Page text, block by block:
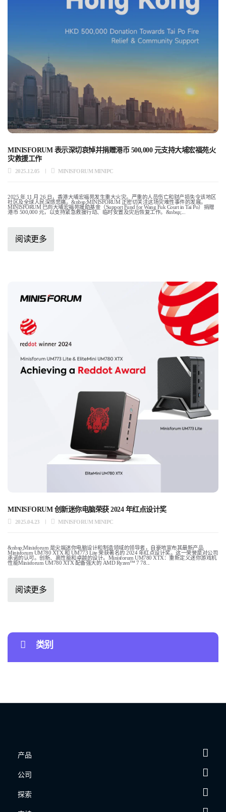
类别
MINISFORUM 表示深切哀悼并捐赠港币 500,000 元支持大埔宏福苑火
灾救援工作
2025.12.05 MINISFORUM MINIPC
2025 年 11 月 26 日，香港大埔宏福苑发生重大火灾。严重的人员伤亡和财产损失令该地区
社区及全球人民深感悲痛。&nbsp;MINISFORUM 正密切关注这场灾难性事件的发展。
MINISFORUM 已向大埔宏福苑援助基金（Support Fund for Wang Fuk Court in Tai Po）捐赠
港币 500,000 元，以支持紧急救援行动、临时安置及灾后恢复工作。&nbsp;...
阅读更多
MINISFORUM 创新迷你电脑荣获 2024 年红点设计奖
2025.04.23 MINISFORUM MINIPC
&nbsp;Minisforum 是尖端迷你电脑设计和制造领域的领导者，自豪地宣布其最新产品
Minisforum UM780 XTX 和 UM773 Lite 荣获著名的 2024 年红点设计奖。这一荣誉是对公司
承诺的认可。创新、高性能和卓越的设计。Minisforum UM780 XTX：重新定义迷你游戏机
性能Minisforum UM780 XTX 配备强大的 AMD Ryzen™ 7 78...
阅读更多
产品
公司
探索